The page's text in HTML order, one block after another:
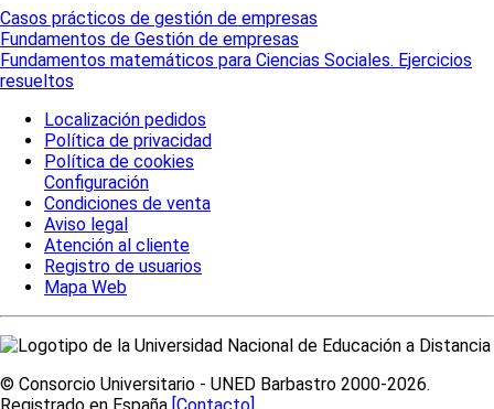
Casos prácticos de gestión de empresas
Fundamentos de Gestión de empresas
Fundamentos matemáticos para Ciencias Sociales. Ejercicios
resueltos
Localización pedidos
Política de privacidad
Política de cookies
Configuración
Condiciones de venta
Aviso legal
Atención al cliente
Registro de usuarios
Mapa Web
© Consorcio Universitario - UNED Barbastro 2000-2026.
Registrado en España [Contacto]